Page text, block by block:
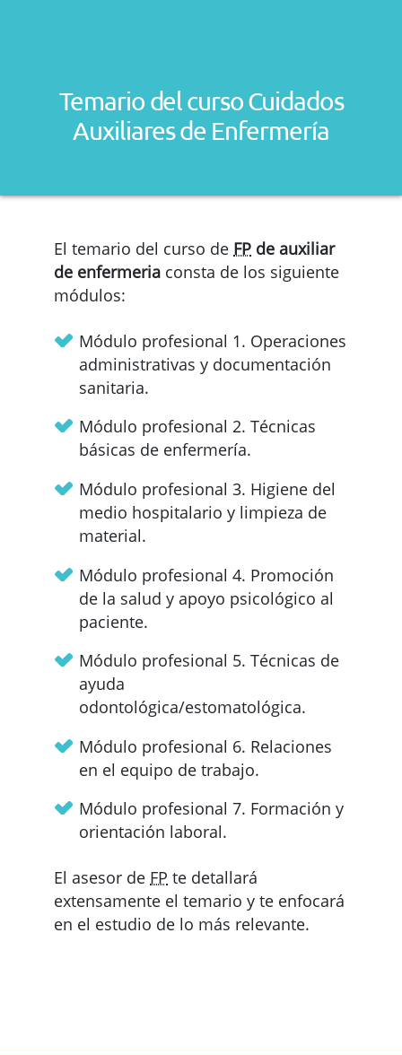
Temario del curso Cuidados
Auxiliares de Enfermería
El temario del curso de FP de auxiliar
de enfermeria consta de los siguiente
módulos:
Módulo profesional 1. Operaciones
administrativas y documentación
sanitaria.
Módulo profesional 2. Técnicas
básicas de enfermería.
Módulo profesional 3. Higiene del
medio hospitalario y limpieza de
material.
Módulo profesional 4. Promoción
de la salud y apoyo psicológico al
paciente.
Módulo profesional 5. Técnicas de
ayuda
odontológica/estomatológica.
Módulo profesional 6. Relaciones
en el equipo de trabajo.
Módulo profesional 7. Formación y
orientación laboral.
El asesor de FP te detallará
extensamente el temario y te enfocará
en el estudio de lo más relevante.